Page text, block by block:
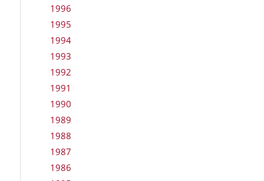
1996
1995
1994
1993
1992
1991
1990
1989
1988
1987
1986